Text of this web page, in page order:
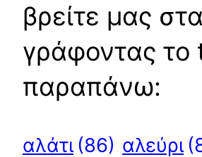
βρείτε μας
γράφοντας το
παραπάνω:
αλάτι (86) αλεύρι